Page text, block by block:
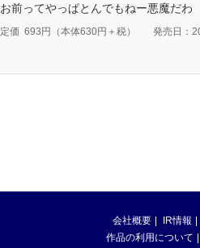
お前ってやっぱとんでもねー悪魔だわ
定価 693 円（本体630円＋税） 発売日：
会社概要 IR情報
作品の利用について